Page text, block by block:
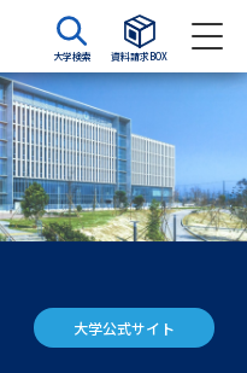
大学検索 資料請求BOX
資料検索
大学入学共通テスト利用選抜の
大学公式サイト